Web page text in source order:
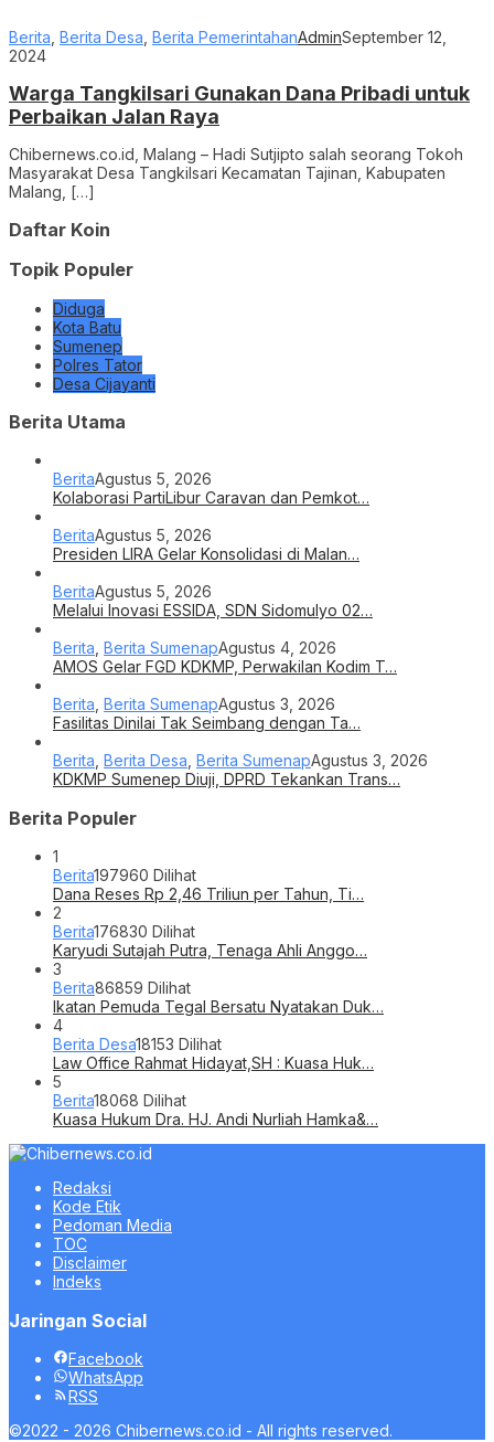
Berita Berita Desa Berita PemerintahanAdminSeptember 12,
2024
Warga Tangkilsari Gunakan Dana Pribadi untuk
Perbaikan Jalan Raya
Chibernews.co.id, Malang – Hadi Sutjipto salah seorang Tokoh
Masyarakat Desa Tangkilsari Kecamatan Tajinan, Kabupaten
Malang, […]
Daftar Koin
Topik Populer
Diduga
Kota Batu
Sumenep
Polres Tator
Desa Cijayanti
Berita Utama
BeritaAgustus 5, 2026
Kolaborasi PartiLibur Caravan dan Pemkot…
BeritaAgustus 5, 2026
Presiden LIRA Gelar Konsolidasi di Malan…
BeritaAgustus 5, 2026
Melalui Inovasi ESSIDA, SDN Sidomulyo 02…
Berita Berita SumenapAgustus 4, 2026
AMOS Gelar FGD KDKMP, Perwakilan Kodim T…
Berita Berita SumenapAgustus 3, 2026
Fasilitas Dinilai Tak Seimbang dengan Ta…
Berita Berita Desa Berita SumenapAgustus 3, 2026
KDKMP Sumenep Diuji, DPRD Tekankan Trans…
Berita Populer
1
Berita197960 Dilihat
Dana Reses Rp 2,46 Triliun per Tahun, Ti…
2
Berita176830 Dilihat
Karyudi Sutajah Putra, Tenaga Ahli Anggo…
3
Berita86859 Dilihat
Ikatan Pemuda Tegal Bersatu Nyatakan Duk…
4
Berita Desa18153 Dilihat
Law Office Rahmat Hidayat,SH : Kuasa Huk…
5
Berita18068 Dilihat
Kuasa Hukum Dra. HJ. Andi Nurliah Hamka&…
Redaksi
Kode Etik
Pedoman Media
TOC
Disclaimer
Indeks
Jaringan Social
Facebook
WhatsApp
RSS
©2022 - 2026 Chibernews.co.id - All rights reserved.